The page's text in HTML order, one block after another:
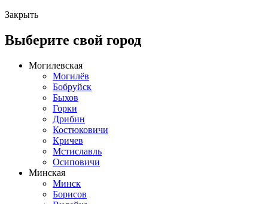
Закрыть
Выберите свой город
Могилевская
Могилёв
Бобруйск
Быхов
Горки
Дрибин
Костюковичи
Кричев
Мстиславль
Осиповичи
Минская
Минск
Борисов